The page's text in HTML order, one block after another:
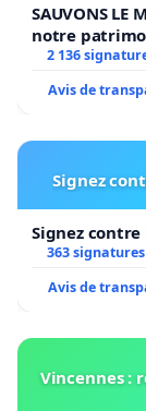
SAUVONS LE
notre
2 136
Avis de
Signez
Signez
363 signatures
Avis de
Vincennes :